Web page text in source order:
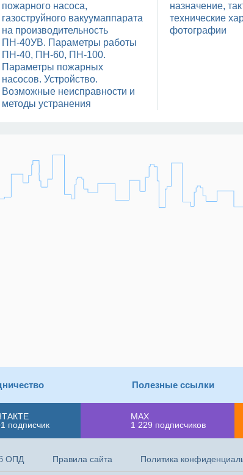
пожарного насоса,
газоструйного вакуумаппарата
на производительность
ПН-40УВ. Параметры работы
ПН-40, ПН-60, ПН-100.
Параметры пожарных
насосов. Устройство.
Возможные неисправности и
методы устранения
назначение,
технические
фотографии
Полезные ссылки
подписчик
MAX
1 229 подписчиков
ОПД Правила сайта Политика